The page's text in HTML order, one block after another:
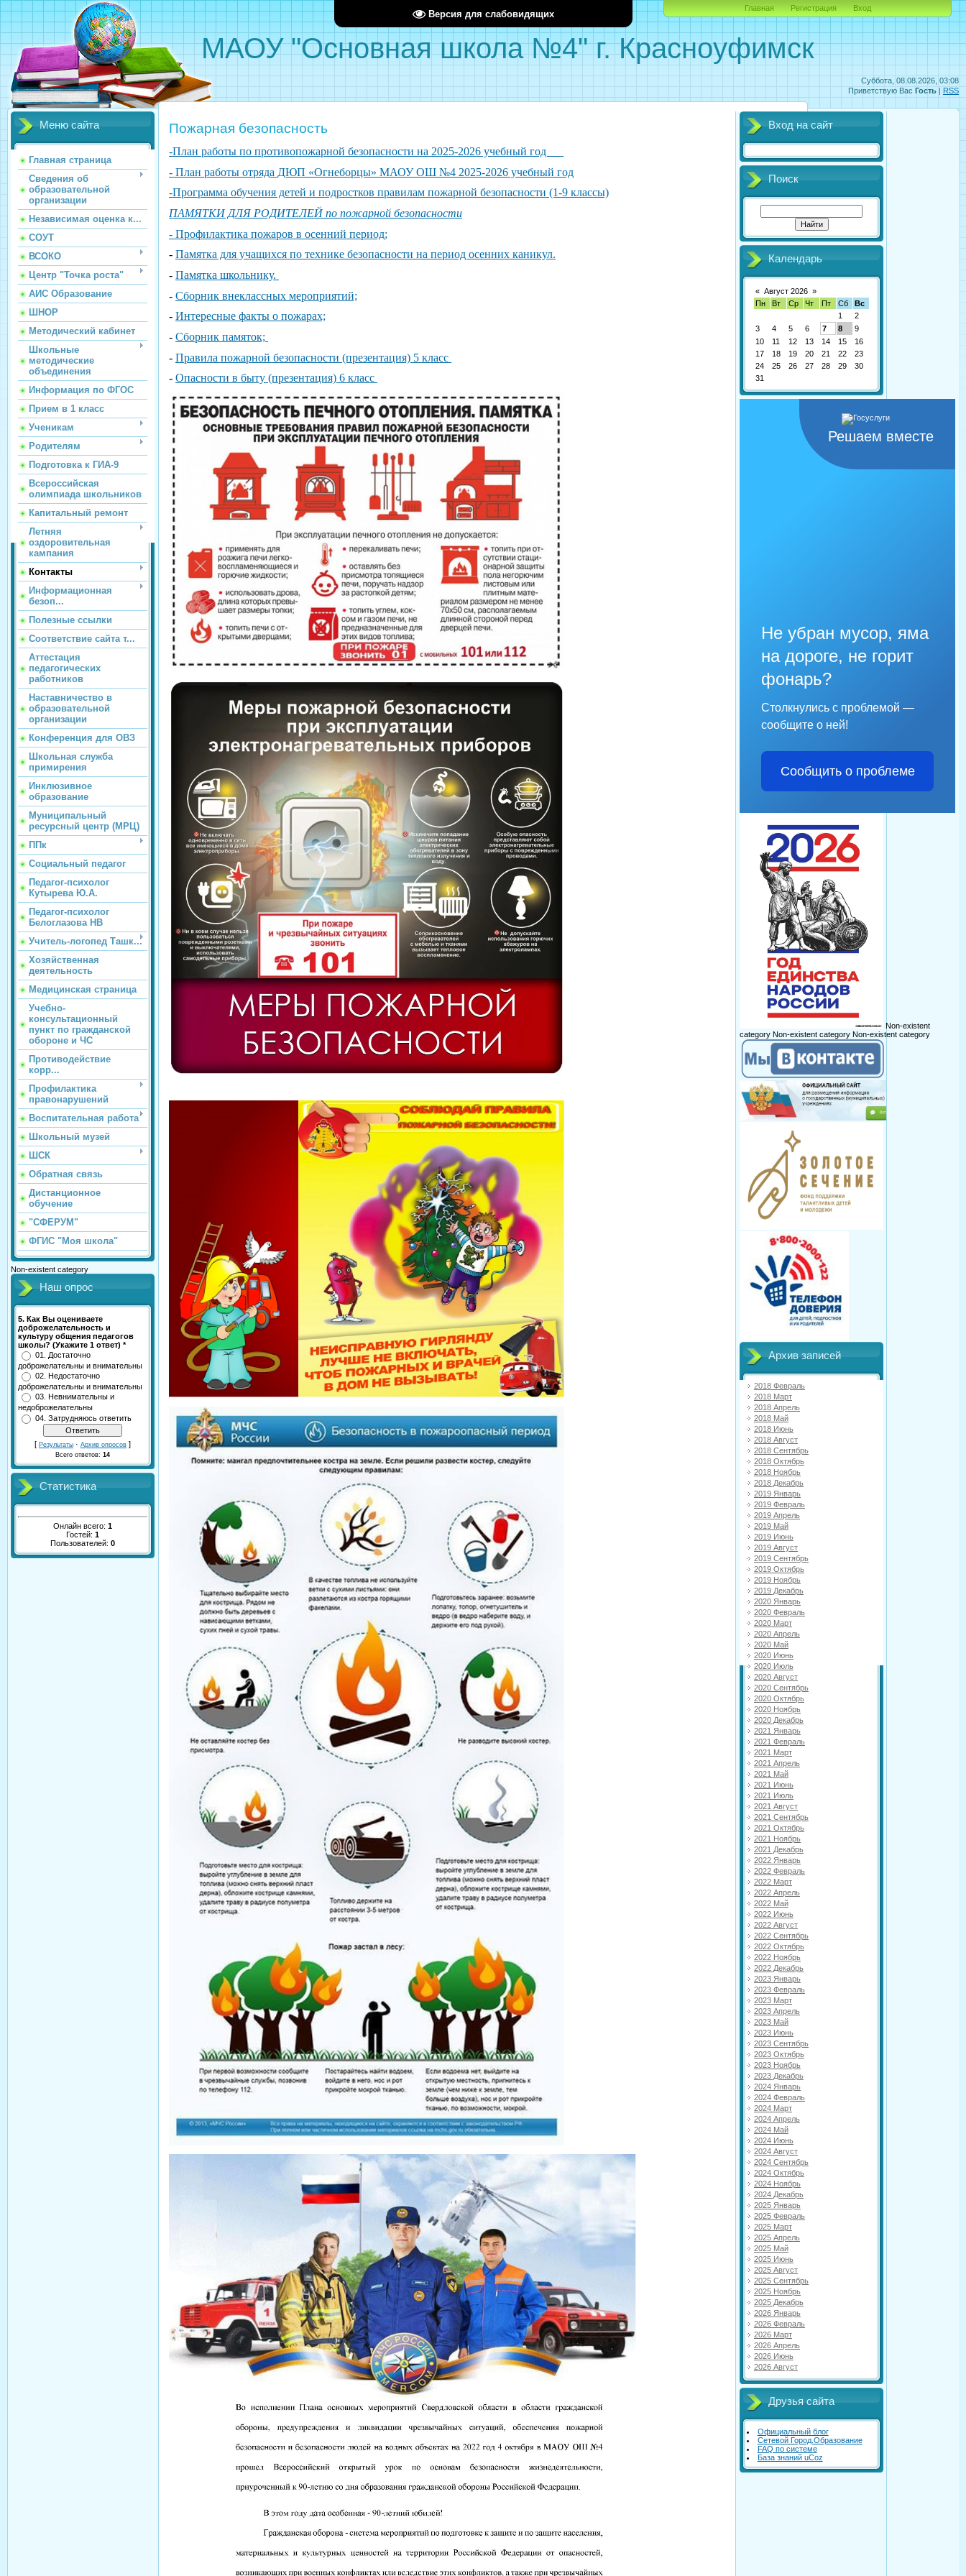
Версия для слабовидящих
Суббота, 08.08.2026, 03:08
Приветствую Вас Гость | RSS
МАОУ "Основная школа №4" г. Красноуфимск
Главная Регистрация Вход
Меню сайта
Главная страница
Сведения об
образовательной
организации
Независимая оценка к...
СОУТ
ВСОКО
Центр "Точка роста"
АИС Образование
ШНОР
Методический кабинет
Школьные
методические
объединения
Информация по ФГОС
Прием в 1 класс
Ученикам
Родителям
Подготовка к ГИА-9
Всероссийская
олимпиада школьников
Капитальный ремонт
Летняя
оздоровительная
кампания
Контакты
Информационная
безоп...
Полезные ссылки
Соответствие сайта т...
Аттестация
педагогических
работников
Наставничество в
образовательной
организации
Конференция для ОВЗ
Школьная служба
примирения
Инклюзивное
образование
Муниципальный
ресурсный центр (МРЦ)
ППк
Социальный педагог
Педагог-психолог
Кутырева Ю.А.
Педагог-психолог
Белоглазова НВ
Учитель-логопед Ташк...
Хозяйственная
деятельность
Медицинская страница
Учебно-
консультационный
пункт по гражданской
обороне и ЧС
Противодействие
корр...
Профилактика
правонарушений
Воспитательная работа
Школьный музей
ШСК
Обратная связь
Дистанционное
обучение
"СФЕРУМ"
ФГИС "Моя школа"
Non-existent category
Наш опрос
5. Как Вы оцениваете
доброжелательность и
культуру общения педагогов
школы? (Укажите 1 ответ) *
01. Достаточно
доброжелательны и внимательны
02. Недостаточно
доброжелательны и внимательны
03. Невнимательны и
недоброжелательны
04. Затрудняюсь ответить
[ Результаты · Архив опросов ]
Всего ответов: 14
Статистика
Онлайн всего: 1
Гостей: 1
Пользователей: 0
Пожарная безопасность
-План работы по противопожарной безопасности на 2025-2026 учебный год
- План работы отряда ДЮП «Огнеборцы» МАОУ ОШ №4 2025-2026 учебный год
-Программа обучения детей и подростков правилам пожарной безопасности (1-9 классы)
ПАМЯТКИ ДЛЯ РОДИТЕЛЕЙ по пожарной безопасности
- Профилактика пожаров в осенний период;
- Памятка для учащихся по технике безопасности на период осенних каникул.
- Памятка школьнику.
- Сборник внеклассных мероприятий;
- Интересные факты о пожарах;
- Сборник памяток;
- Правила пожарной безопасности (презентация) 5 класс
- Опасности в быту (презентация) 6 класс
Вход на сайт
Поиск
Календарь
« Август 2026 »
Пн
Вт Ср Чт Пт Сб
Вс
1
2
3
4 5 6 7 8
9
10
11 12 13 14 15
16
17
18 19 20 21 22
23
24
25 26 27 28 29
30
31
Решаем вместе
Не убран мусор, яма
на дороге, не горит
фонарь?
Столкнулись с проблемой —
сообщите о ней!
Сообщить о проблеме
Non-existent
category Non-existent category Non-existent category
Архив записей
2018 Февраль
2018 Март
2018 Апрель
2018 Май
2018 Июнь
2018 Август
2018 Сентябрь
2018 Октябрь
2018 Ноябрь
2018 Декабрь
2019 Январь
2019 Февраль
2019 Апрель
2019 Май
2019 Июнь
2019 Август
2019 Сентябрь
2019 Октябрь
2019 Ноябрь
2019 Декабрь
2020 Январь
2020 Февраль
2020 Март
2020 Апрель
2020 Май
2020 Июнь
2020 Июль
2020 Август
2020 Сентябрь
2020 Октябрь
2020 Ноябрь
2020 Декабрь
2021 Январь
2021 Февраль
2021 Март
2021 Апрель
2021 Май
2021 Июнь
2021 Июль
2021 Август
2021 Сентябрь
2021 Октябрь
2021 Ноябрь
2021 Декабрь
2022 Январь
2022 Февраль
2022 Март
2022 Апрель
2022 Май
2022 Июнь
2022 Август
2022 Сентябрь
2022 Октябрь
2022 Ноябрь
2022 Декабрь
2023 Январь
2023 Февраль
2023 Март
2023 Апрель
2023 Май
2023 Июнь
2023 Сентябрь
2023 Октябрь
2023 Ноябрь
2023 Декабрь
2024 Январь
2024 Февраль
2024 Март
2024 Апрель
2024 Май
2024 Июнь
2024 Август
2024 Сентябрь
2024 Октябрь
2024 Ноябрь
2024 Декабрь
2025 Январь
2025 Февраль
2025 Март
2025 Апрель
2025 Май
2025 Июнь
2025 Август
2025 Сентябрь
2025 Ноябрь
2025 Декабрь
2026 Январь
2026 Февраль
2026 Март
2026 Апрель
2026 Июнь
2026 Август
Друзья сайта
Официальный блог
Сетевой Город.Образование
FAQ по системе
База знаний uCoz